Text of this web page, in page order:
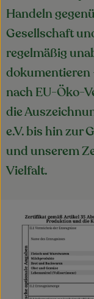
REGIONALES
Obst & Gemüse
Kühltheke
Bäckerei
Vorratskammer
Getränke
Kosmetik
Über uns
Handeln
Gesellschaft
regelmäßig
dokumentieren
nach EU-Öko-
die
e.V. bis hin zur
und unserem
Vielfalt.